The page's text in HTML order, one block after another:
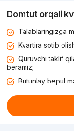
Domtut orqali
Talablaringizga
Kvartira sotib
Quruvchi taklif
beramiz;
Butunlay bepul